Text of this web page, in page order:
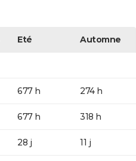
Eté Automne
677 h 274 h
677 h 318 h
28 j 11 j